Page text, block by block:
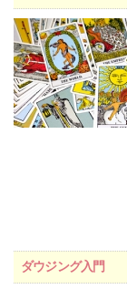
ダウジング入門